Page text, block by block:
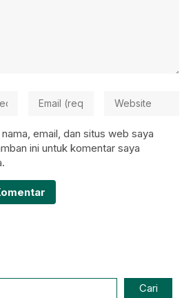
email, dan situs web saya
ini untuk komentar saya
Cari